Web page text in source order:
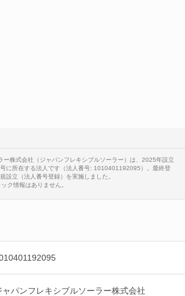
ー株式会社（ジャパンフレキシブルソーラー）は、2025年設立
に所在する法人です（法人番号: 1010401192095）。最終登
設立（法人番号登録）を実施しました。
ク情報はありません。
ャパンフレキシブルソーラー株式会社